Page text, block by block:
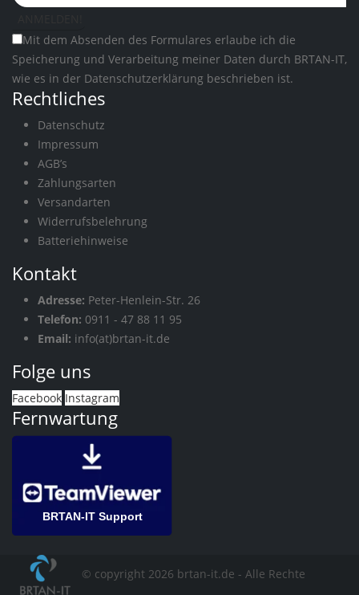
Mit dem Absenden des Formulares erlaube ich die
Speicherung und Verarbeitung meiner Daten durch BRTAN-IT,
wie es in der Datenschutzerklärung beschrieben ist.
Rechtliches
Datenschutz
Impressum
AGB’s
Zahlungsarten
Versandarten
Widerrufsbelehrung
Batteriehinweise
Kontakt
Adresse: Peter-Henlein-Str. 26
Telefon: 0911 - 47 88 11 95
Email: info(at)brtan-it.de
Folge uns
Facebook Instagram
Fernwartung
BRTAN-IT Support
© copyright 2026 brtan-it.de - Alle Rechte